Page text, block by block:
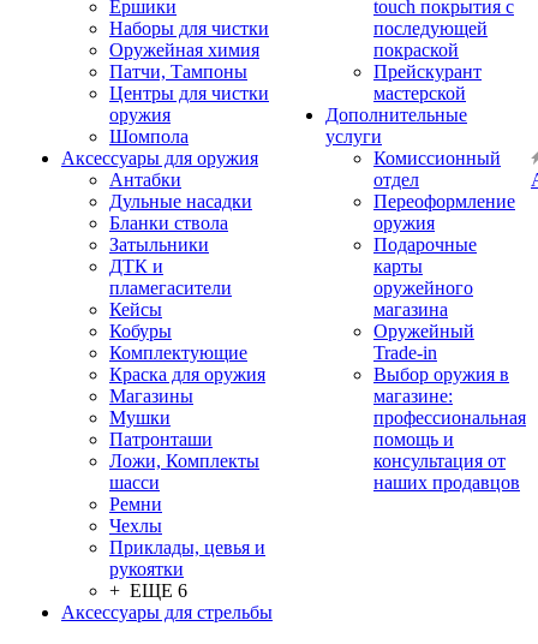
Ёршики
Наборы для чистки
Оружейная химия
Патчи, Тампоны
Центры для чистки
оружия
Шомпола
Аксессуары для оружия
Антабки
Дульные насадки
Бланки ствола
Затыльники
ДТК и
пламегасители
Кейсы
Кобуры
Комплектующие
Краска для оружия
Магазины
Мушки
Патронташи
Ложи, Комплекты
шасси
Ремни
Чехлы
Приклады, цевья и
рукоятки
+ ЕЩЕ 6
Аксессуары для стрельбы
touch покрытия с
последующей
покраской
Прейскурант
мастерской
Дополнительные
услуги
Комиссионный
отдел
Переоформление
оружия
Подарочные
карты
оружейного
магазина
Оружейный
Trade-in
Выбор оружия в
магазине:
профессиональная
помощь и
консультация от
наших продавцов